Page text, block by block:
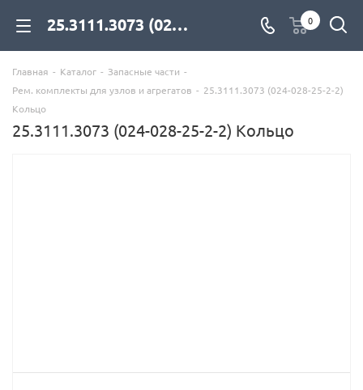
25.3111.3073 (024-028-25-2-2) Кольцо для дизельных двигателей купить со склада с доставкой по цене официального дилера - компания Дизель Экспорт 0
Главная - Каталог - Запасные части -
Рем. комплекты для узлов и агрегатов - 25.3111.3073 (024-028-25-2-2)
Кольцо
25.3111.3073 (024-028-25-2-2) Кольцо